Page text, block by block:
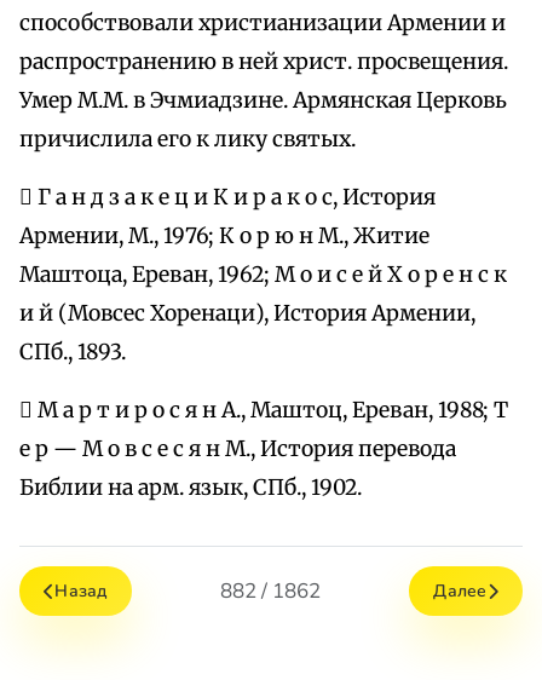
способствовали христианизации Армении и
распространению в ней христ. просвещения.
Умер М.М. в Эчмиадзине. Армянская Церковь
причислила его к лику святых.
 Г а н д з а к е ц и К и р а к о с, История
Армении, М., 1976; К о р ю н М., Житие
Маштоца, Ереван, 1962; М о и с е й Х о р е н с к
и й (Мовсес Хоренаци), История Армении,
СПб., 1893.
 М а р т и р о с я н А., Маштоц, Ереван, 1988; Т
е р — М о в с е с я н М., История перевода
Библии на арм. язык, СПб., 1902.
Назад 882 / 1862 Далее